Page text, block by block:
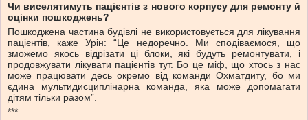
Чи виселятимуть пацієнтів з нового корпусу для ремонту й
оцінки пошкоджень?
Пошкоджена частина будівлі не використовується для лікування
пацієнтів, каже Урін: “Це недоречно. Ми сподіваємося, що
зможемо якось відрізати ці блоки, які будуть ремонтувати, і
продовжувати лікувати пацієнтів тут. Бо це міф, що хтось з нас
може працювати десь окремо від команди Охматдиту, бо ми
єдина мультидисциплінарна команда, яка може допомагати
дітям тільки разом”.
***